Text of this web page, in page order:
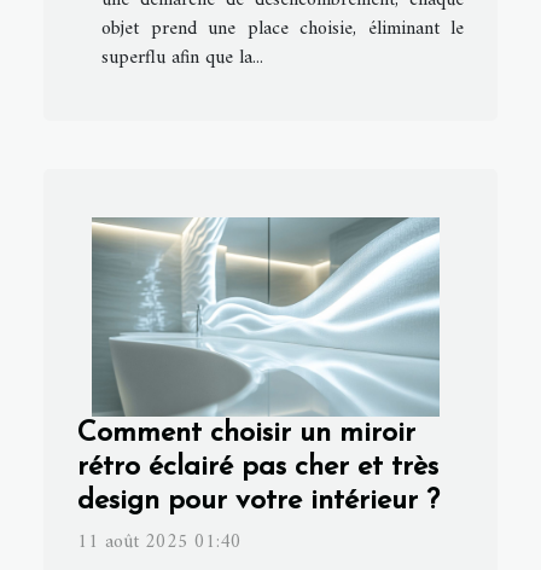
objet prend une place choisie, éliminant le
superflu afin que la...
Comment choisir un miroir
rétro éclairé pas cher et très
design pour votre intérieur ?
11 août 2025 01:40